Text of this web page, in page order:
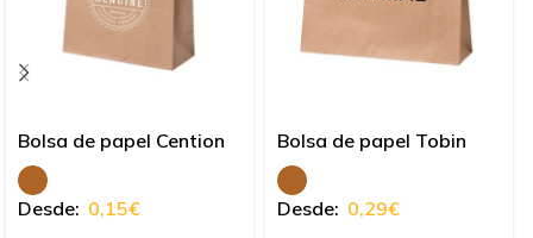
Bolsa de papel Cention
Desde: 0,15€
Bolsa de papel Tobin
Desde: 0,29€